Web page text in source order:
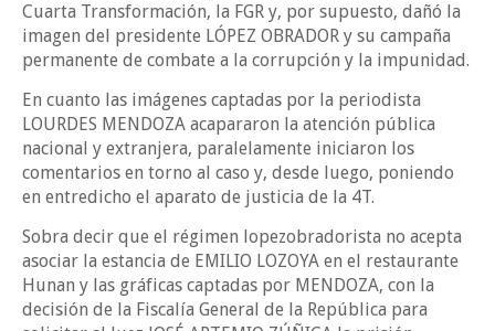
Cuarta Transformación, la FGR y, por supuesto, dañó la
imagen del presidente LÓPEZ OBRADOR y su campaña
permanente de combate a la corrupción y la impunidad.
En cuanto las imágenes captadas por la periodista
LOURDES MENDOZA acapararon la atención pública
nacional y extranjera, paralelamente iniciaron los
comentarios en torno al caso y, desde luego, poniendo
en entredicho el aparato de justicia de la 4T.
Sobra decir que el régimen lopezobradorista no acepta
asociar la estancia de EMILIO LOZOYA en el restaurante
Hunan y las gráficas captadas por MENDOZA, con la
decisión de la Fiscalía General de la República para